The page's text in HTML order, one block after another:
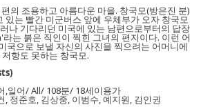
의 조용하고 아름다운 마을. 창국모(방은진 분)
있는 빨간 미군버스 앞에 우체부가 오자 창국모
나 기다리던 미국에 있는 남편으로부터의 답장
는 붉은 직인이 찍힌 그녀의 편지이다. 이런 어
국으로 보낼 자신의 사진을 찍으려는 어머니에
항도 못하는 창국모.
,일어/ All/ 108분/ 18세이용가
, 정준호, 김상중, 이범수, 예지원, 김인권